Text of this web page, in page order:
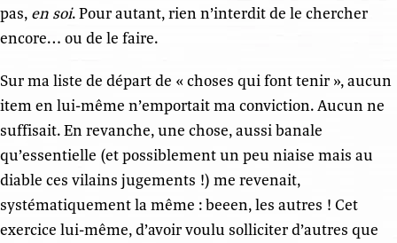
pas, en soi. Pour autant, rien n’interdit de le chercher
encore… ou de le faire.
Sur ma liste de départ de « choses qui font tenir », aucun
item en lui-même n’emportait ma conviction. Aucun ne
suffisait. En revanche, une chose, aussi banale
qu’essentielle (et possiblement un peu niaise mais au
diable ces vilains jugements !) me revenait,
systématiquement la même : beeen, les autres ! Cet
exercice lui-même, d’avoir voulu solliciter d’autres que